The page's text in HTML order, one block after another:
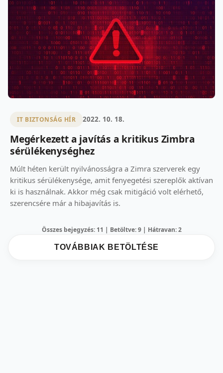
IT BIZTONSÁG HÍR 2022. 10. 18.
Megérkezett a javítás a kritikus Zimbra
sérülékenységhez
Múlt héten került nyilvánosságra a Zimra szerverek egy
kritikus sérülékenysége, amit fenyegetési szereplők aktívan
ki is használnak. Akkor még csak mitigáció volt elérhető,
szerencsére már a hibajavítás is.
Összes bejegyzés: 11 | Betöltve: 9 | Hátravan: 2
TOVÁBBIAK BETÖLTÉSE